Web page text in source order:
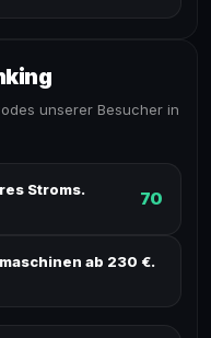
unserer Besucher in
Stroms. 70
ab 230 €.